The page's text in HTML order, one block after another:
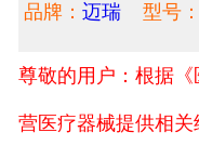
品牌： 迈瑞 型号：
尊敬的用户：根据
营医疗器械提供相关